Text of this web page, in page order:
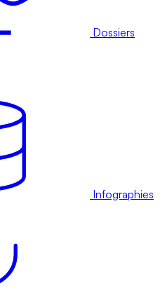
Dossiers
Infographies